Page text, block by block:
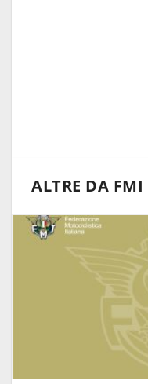
ALTRE DA FMI